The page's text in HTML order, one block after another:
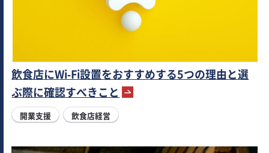
飲食店にWi-Fi設置をおすすめする5つの理由と選
ぶ際に確認すべきこと
開業支援 飲食店経営